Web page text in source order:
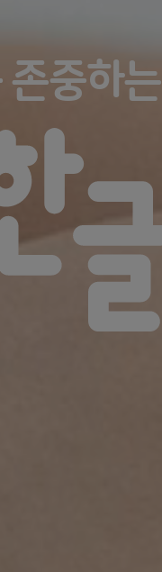
배우는
존중하는
로 배우는